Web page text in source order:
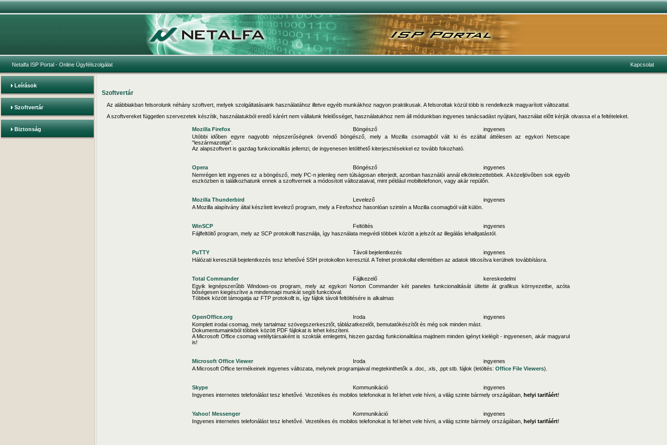
Netalfa ISP Portal - Online Ügyfélszolgálat Kapcsolat
Leírások
Szoftvertár
Biztonság
Szoftvertár
Az alábbiakban felsorolunk néhány szoftvert, melyek szolgáltatásaink használatához illetve egyéb munkákhoz nagyon praktikusak. A felsoroltak közül több is rendelkezik magyarított változattal.
A szoftvereket független szervezetek készítik, használatukból eredő kárért nem vállalunk felelősséget, használatukhoz nem áll módunkban ingyenes tanácsadást nyújtani, használat előtt kérjük olvassa el a feltételeket.
Mozilla Firefox Böngésző
ingyenes
Utóbbi időben egyre nagyobb népszerűségnek örvendő böngésző, mely a Mozilla csomagból vált ki és ezáltal áttélesen az egykori Netscape
"leszármazottja".
Az alapszoftvert is gazdag funkcionalitás jellemzi, de ingyenesen letölthető kiterjesztésekkel ez tovább fokozható.
Opera Böngésző
ingyenes
Nemrégen lett ingyenes ez a böngésző, mely PC-n jelenleg nem túlságosan elterjedt, azonban használói annál elkötelezettebbek. A közeljövőben sok egyéb
eszközben is találkozhatunk ennek a szoftvernek a módosított változataival, mint például mobiltelefonon, vagy akár repülőn.
Mozilla Thunderbird Levelező
ingyenes
A Mozilla alapítvány által készített levelező program, mely a Firefoxhoz hasonlóan szintén a Mozilla csomagból vált külön.
WinSCP Feltöltés
ingyenes
Fájlfeltöltő program, mely az SCP protokollt használja, így használata megvédi többek között a jelszót az illegálás lehallgatástól.
PuTTY Távoli bejelentkezés
ingyenes
Hálózati keresztüli bejelentkezés tesz lehetővé SSH protokollon keresztül. A Telnet protokollal ellentétben az adatok titkosítva kerülnek továbbításra.
Total Commander Fájlkezelő
kereskedelmi
Egyik legnépszerűbb Windows-os program, mely az egykori Norton Commander két paneles funkcionalitását ültette át grafikus környezetbe, azóta
bőségesen kiegészítve a mindennapi munkát segíti funkcióval.
Többek között támogatja az FTP protokollt is, így fájlok távoli feltöltésére is alkalmas
OpenOffice.org Iroda
ingyenes
Komplett irodai csomag, mely tartalmaz szövegszerkesztőt, táblázatkezelőt, bemutatókészítőt és még sok minden mást.
Dokumentumainkból többek között PDF fájlokat is lehet készíteni.
A Microsoft Office csomag vetélytársaként is szokták emlegetni, hiszen gazdag funkcionalitása majdnem minden igényt kielégít - ingyenesen, akár magyarul
is!
Microsoft Office Viewer Iroda
ingyenes
A Microsoft Office termékeinek ingyenes változata, melynek programjaival megtekinthetők a .doc, .xls, .ppt stb. fájlok (letöltés: Office File Viewers).
Skype Kommunikáció
ingyenes
Ingyenes internetes telefonálást tesz lehetővé. Vezetékes és mobilos telefonokat is fel lehet vele hívni, a világ szinte bármely országában, helyi tarifáért!
Yahoo! Messenger Kommunikáció
ingyenes
Ingyenes internetes telefonálást tesz lehetővé. Vezetékes és mobilos telefonokat is fel lehet vele hívni, a világ szinte bármely országában, helyi tarifáért!